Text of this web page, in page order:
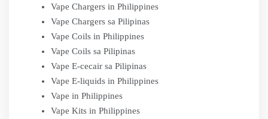
Vape Chargers in Philippines
Vape Chargers sa Pilipinas
Vape Coils in Philippines
Vape Coils sa Pilipinas
Vape E-cecair sa Pilipinas
Vape E-liquids in Philippines
Vape in Philippines
Vape Kits in Philippines